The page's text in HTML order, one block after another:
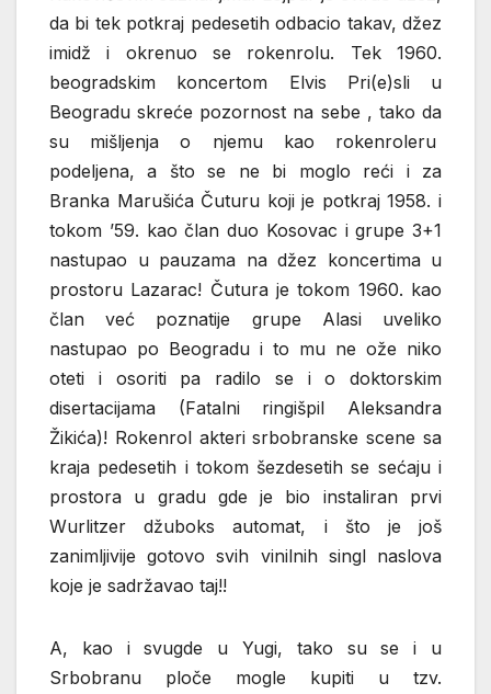
da bi tek potkraj pedesetih odbacio takav, džez
imidž i okrenuo se rokenrolu. Tek 1960.
beogradskim koncertom Elvis Pri(e)sli u
Beogradu skreće pozornost na sebe , tako da
su mišljenja o njemu kao rokenroleru
podeljena, a što se ne bi moglo reći i za
Branka Marušića Čuturu koji je potkraj 1958. i
tokom ’59. kao član duo Kosovac i grupe 3+1
nastupao u pauzama na džez koncertima u
prostoru Lazarac! Čutura je tokom 1960. kao
član već poznatije grupe Alasi uveliko
nastupao po Beogradu i to mu ne ože niko
oteti i osoriti pa radilo se i o doktorskim
disertacijama (Fatalni ringišpil Aleksandra
Žikića)! Rokenrol akteri srbobranske scene sa
kraja pedesetih i tokom šezdesetih se sećaju i
prostora u gradu gde je bio instaliran prvi
Wurlitzer džuboks automat, i što je još
zanimljivije gotovo svih vinilnih singl naslova
koje je sadržavao taj!!
A, kao i svugde u Yugi, tako su se i u
Srbobranu ploče mogle kupiti u tzv.